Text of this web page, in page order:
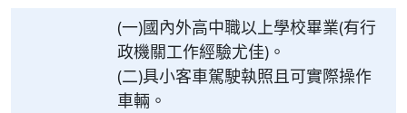
(一)國內外高中職以上學校畢業(有行
政機關工作經驗尤佳)。
(二)具小客車駕駛執照且可實際操作
車輛。